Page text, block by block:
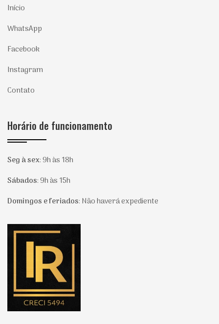
Início
WhatsApp
Facebook
Instagram
Contato
Horário de funcionamento
Seg à sex:9h às 18h
Sábados:9h às 15h
Domingos e feriados: Não haverá expediente
Página inicial